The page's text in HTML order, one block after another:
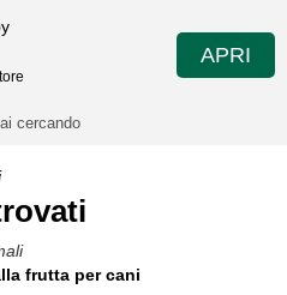
APRI
frutta per cani